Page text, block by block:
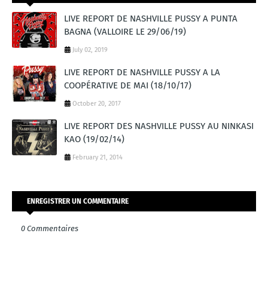
LIVE REPORT DE NASHVILLE PUSSY A PUNTA
BAGNA (VALLOIRE LE 29/06/19)
July 02, 2019
LIVE REPORT DE NASHVILLE PUSSY A LA
COOPÉRATIVE DE MAI (18/10/17)
October 20, 2017
LIVE REPORT DES NASHVILLE PUSSY AU NINKASI
KAO (19/02/14)
February 21, 2014
ENREGISTRER UN COMMENTAIRE
0 Commentaires